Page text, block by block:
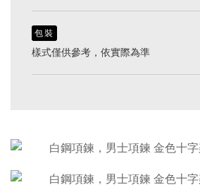
包裝
樣式僅供參考，依實際為準